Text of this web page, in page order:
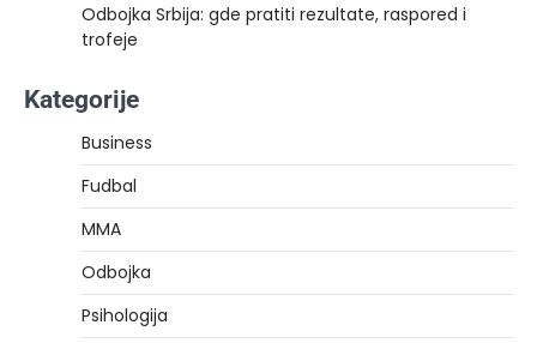
Odbojka Srbija: gde pratiti rezultate, raspored i
trofeje
Kategorije
Business
Fudbal
MMA
Odbojka
Psihologija